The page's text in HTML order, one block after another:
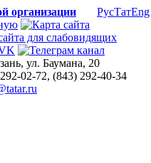
организации РусТатEng
ул. Баумана, 20
02-72, (843) 292-40-34